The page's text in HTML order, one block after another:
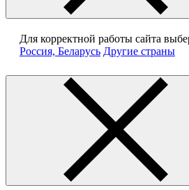
Для корректной работы сайта
Россия, Беларусь Другие страны